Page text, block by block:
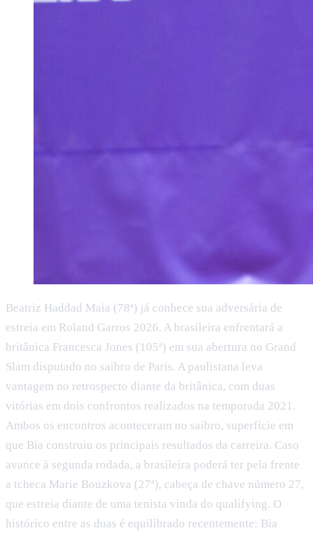
Beatriz Haddad Maia (78ª) já conhece sua adversária de
estreia em Roland Garros 2026. A brasileira enfrentará a
britânica Francesca Jones (105ª) em sua abertura no Grand
Slam disputado no saibro de Paris. A paulistana leva
vantagem no retrospecto diante da britânica, com duas
vitórias em dois confrontos realizados na temporada 2021.
Ambos os encontros aconteceram no saibro, superfície em
que Bia construiu os principais resultados da carreira. Caso
avance à segunda rodada, a brasileira poderá ter pela frente
a tcheca Marie Bouzkova (27ª), cabeça de chave número 27,
que estreia diante de uma tenista vinda do qualifying. O
histórico entre as duas é equilibrado recentemente: Bia